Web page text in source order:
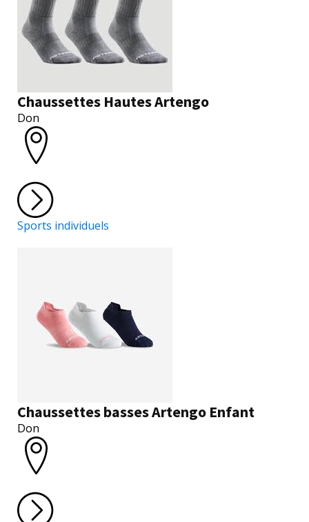
Chaussettes Hautes Artengo
Don
Sports individuels
Chaussettes basses Artengo Enfant
Don